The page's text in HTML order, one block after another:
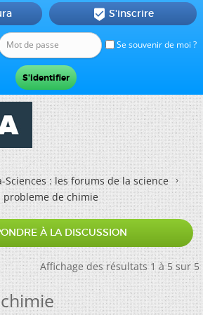
Se souvenir de moi ?
 S'inscrire
Sciences : les forums de la science
probleme de chimie
À LA DISCUSSION
Affichage des résultats 1 à 5 sur 5